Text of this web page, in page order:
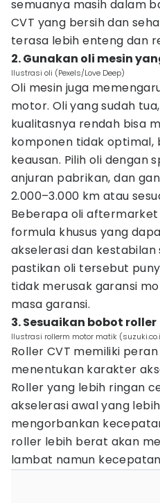
semuanya masih dalam
CVT yang bersih dan
terasa lebih enteng dan
2. Gunakan oli mesin
Ilustrasi oli (Pexels/Love Deep)
Oli mesin juga
motor. Oli yang sudah
kualitasnya rendah bisa
komponen tidak
keausan. Pilih oli dengan
anjuran pabrikan, dan
2.000–3.000 km atau
Beberapa oli
formula khusus yang
akselerasi dan kestabilan
pastikan oli tersebut
tidak merusak garansi
masa garansi.
3. Sesuaikan bobot roller
Ilustrasi rollerm motor matik
Roller CVT memiliki
menentukan karakter
Roller yang lebih ringan
akselerasi awal yang
mengorbankan
roller lebih berat akan
lambat namun